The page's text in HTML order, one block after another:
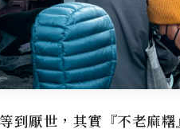
到厭世，其實『不老麻